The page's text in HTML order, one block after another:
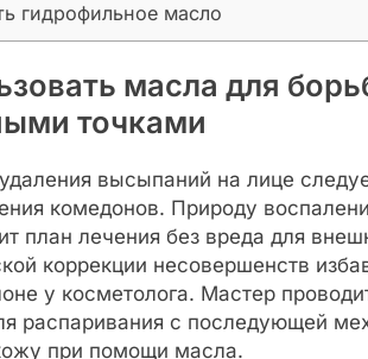
гидрофильное масло
масла для
точками
высыпаний на лице
комедонов. Природу
план лечения без вреда для
коррекции несовершенств
у косметолога. Мастер
распаривания с последующей
при помощи масла.